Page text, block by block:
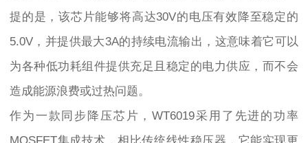
提的是，该芯片能够将高达30V的电压有效降至稳定的
5.0V，并提供最大3A的持续电流输出，这意味着它可以
为各种低功耗组件提供充足且稳定的电力供应，而不会
造成能源浪费或过热问题。
作为一款同步降压芯片，WT6019采用了先进的功率